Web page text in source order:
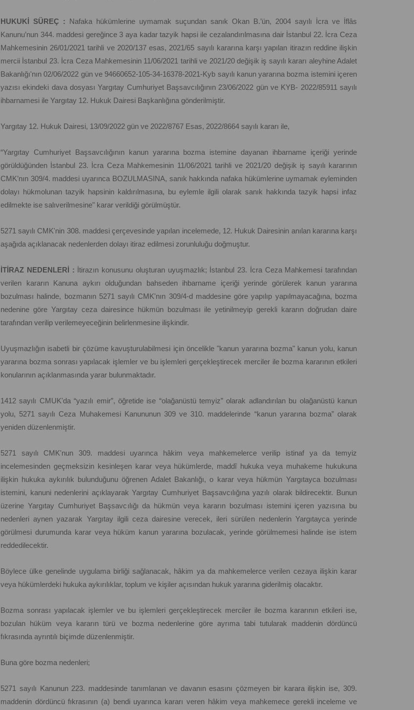
HUKUKİ SÜREÇ : Nafaka hükümlerine uymamak suçundan sanık Okan B.’ün, 2004 sayılı İcra ve İflâs
Kanunu’nun 344. maddesi gereğince 3 aya kadar tazyik hapsi ile cezalandırılmasına dair İstanbul 22. İcra Ceza
Mahkemesinin 26/01/2021 tarihli ve 2020/137 esas, 2021/65 sayılı kararına karşı yapılan itirazın reddine ilişkin
mercii İstanbul 23. İcra Ceza Mahkemesinin 11/06/2021 tarihli ve 2021/20 değişik iş sayılı kararı aleyhine Adalet
Bakanlığı'nın 02/06/2022 gün ve 94660652-105-34-16378-2021-Kyb sayılı kanun yararına bozma istemini içeren
yazısı ekindeki dava dosyası Yargıtay Cumhuriyet Başsavcılığının 23/06/2022 gün ve KYB- 2022/85911 sayılı
ihbarnamesi ile Yargıtay 12. Hukuk Dairesi Başkanlığına gönderilmiştir.
Yargıtay 12. Hukuk Dairesi, 13/09/2022 gün ve 2022/8767 Esas, 2022/8664 sayılı kararı ile,
“Yargıtay Cumhuriyet Başsavcılığının kanun yararına bozma istemine dayanan ihbarname içeriği yerinde
görüldüğünden İstanbul 23. İcra Ceza Mahkemesinin 11/06/2021 tarihli ve 2021/20 değişik iş sayılı kararının
CMK’nın 309/4. maddesi uyarınca BOZULMASINA, sanık hakkında nafaka hükümlerine uymamak eyleminden
dolayı hükmolunan tazyik hapsinin kaldırılmasına, bu eylemle ilgili olarak sanık hakkında tazyik hapsi infaz
edilmekte ise salıverilmesine" karar verildiği görülmüştür.
5271 sayılı CMK'nin 308. maddesi çerçevesinde yapılan incelemede, 12. Hukuk Dairesinin anılan kararına karşı
aşağıda açıklanacak nedenlerden dolayı itiraz edilmesi zorunluluğu doğmuştur.
İTİRAZ NEDENLERİ : İtirazın konusunu oluşturan uyuşmazlık; İstanbul 23. İcra Ceza Mahkemesi tarafından
verilen kararın Kanuna aykırı olduğundan bahseden ihbarname içeriği yerinde görülerek kanun yararına
bozulması halinde, bozmanın 5271 sayılı CMK'nın 309/4-d maddesine göre yapılıp yapılmayacağına, bozma
nedenine göre Yargıtay ceza dairesince hükmün bozulması ile yetinilmeyip gerekli kararın doğrudan daire
tarafından verilip verilemeyeceğinin belirlenmesine ilişkindir.
Uyuşmazlığın isabetli bir çözüme kavuşturulabilmesi için öncelikle "kanun yararına bozma" kanun yolu, kanun
yararına bozma sonrası yapılacak işlemler ve bu işlemleri gerçekleştirecek merciler ile bozma kararının etkileri
konularının açıklanmasında yarar bulunmaktadır.
1412 sayılı CMUK'da “yazılı emir”, öğretide ise “olağanüstü temyiz” olarak adlandırılan bu olağanüstü kanun
yolu, 5271 sayılı Ceza Muhakemesi Kanununun 309 ve 310. maddelerinde “kanun yararına bozma” olarak
yeniden düzenlenmiştir.
5271 sayılı CMK'nun 309. maddesi uyarınca hâkim veya mahkemelerce verilip istinaf ya da temyiz
incelemesinden geçmeksizin kesinleşen karar veya hükümlerde, maddî hukuka veya muhakeme hukukuna
ilişkin hukuka aykırılık bulunduğunu öğrenen Adalet Bakanlığı, o karar veya hükmün Yargıtayca bozulması
istemini, kanuni nedenlerini açıklayarak Yargıtay Cumhuriyet Başsavcılığına yazılı olarak bildirecektir. Bunun
üzerine Yargıtay Cumhuriyet Başsavcılığı da hükmün veya kararın bozulması istemini içeren yazısına bu
nedenleri aynen yazarak Yargıtay ilgili ceza dairesine verecek, ileri sürülen nedenlerin Yargıtayca yerinde
görülmesi durumunda karar veya hüküm kanun yararına bozulacak, yerinde görülmemesi halinde ise istem
reddedilecektir.
Böylece ülke genelinde uygulama birliği sağlanacak, hâkim ya da mahkemelerce verilen cezaya ilişkin karar
veya hükümlerdeki hukuka aykırılıklar, toplum ve kişiler açısından hukuk yararına giderilmiş olacaktır.
Bozma sonrası yapılacak işlemler ve bu işlemleri gerçekleştirecek merciler ile bozma kararının etkileri ise,
bozulan hüküm veya kararın türü ve bozma nedenlerine göre ayrıma tabi tutularak maddenin dördüncü
fıkrasında ayrıntılı biçimde düzenlenmiştir.
Buna göre bozma nedenleri;
5271 sayılı Kanunun 223. maddesinde tanımlanan ve davanın esasını çözmeyen bir karara ilişkin ise, 309.
maddenin dördüncü fıkrasının (a) bendi uyarınca kararı veren hâkim veya mahkemece gerekli inceleme ve